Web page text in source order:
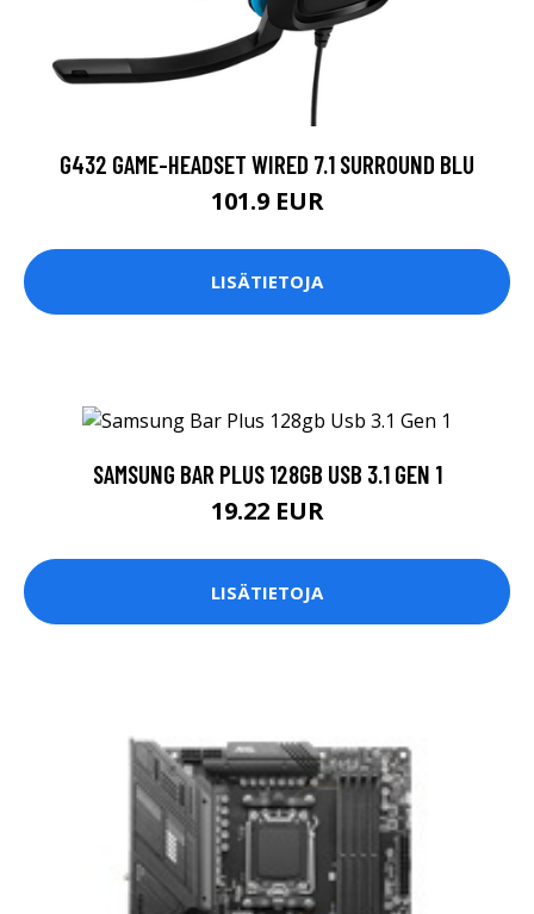
G432 GAME-HEADSET WIRED 7.1 SURROUND BLU
101.9 EUR
LISÄTIETOJA
SAMSUNG BAR PLUS 128GB USB 3.1 GEN 1
19.22 EUR
LISÄTIETOJA